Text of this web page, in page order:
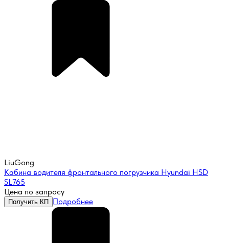
LiuGong
Кабина водителя фронтального погрузчика Hyundai HSD
SL765
Цена по запросу
Получить КП Подробнее